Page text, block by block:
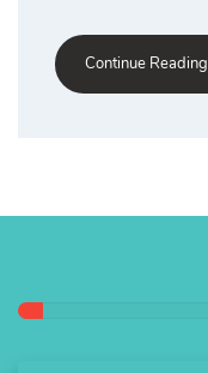
Continue Reading